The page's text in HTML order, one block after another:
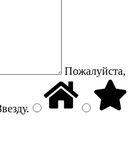
Пожалуйста,
.